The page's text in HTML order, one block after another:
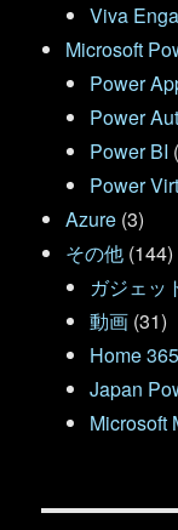
Viva
Microsoft
Power
Power
Power BI
Power
Azure (3)
その他 (144)
ガジェッ
動画 (31)
Home
Japan
Microsoft